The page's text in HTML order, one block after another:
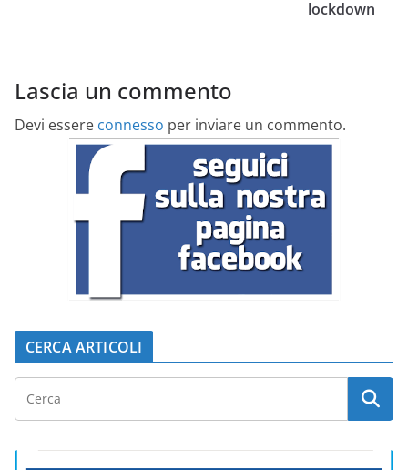
lockdown
Lascia un commento
Devi essere connesso per inviare un commento.
CERCA ARTICOLI